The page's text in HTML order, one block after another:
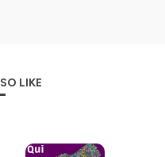
utiles à la croissance
veut également
LIKE